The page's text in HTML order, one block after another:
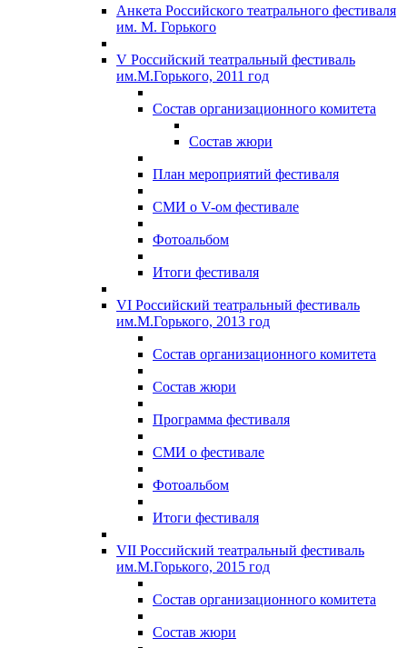
Анкета Российского театрального фестиваля
им. М. Горького
V Российский театральный фестиваль
им.М.Горького, 2011 год
Состав организационного комитета
Состав жюри
План мероприятий фестиваля
СМИ о V-ом фестивале
Фотоальбом
Итоги фестиваля
VI Российский театральный фестиваль
им.М.Горького, 2013 год
Состав организационного комитета
Состав жюри
Программа фестиваля
СМИ о фестивале
Фотоальбом
Итоги фестиваля
VII Российский театральный фестиваль
им.М.Горького, 2015 год
Состав организационного комитета
Состав жюри